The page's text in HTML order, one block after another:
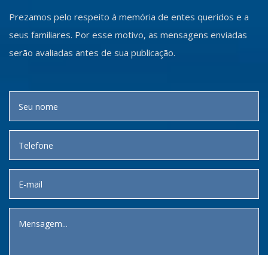
Prezamos pelo respeito à memória de entes queridos e a
seus familiares. Por esse motivo, as mensagens enviadas
serão avaliadas antes de sua publicação.